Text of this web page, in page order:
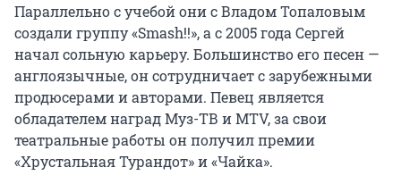
Параллельно с учебой они с Владом Топаловым
создали группу «Smash!!», а с 2005 года Сергей
начал сольную карьеру. Большинство его песен —
англоязычные, он сотрудничает с зарубежными
продюсерами и авторами. Певец является
обладателем наград Муз-ТВ и MTV, за свои
театральные работы он получил премии
«Хрустальная Турандот» и «Чайка».